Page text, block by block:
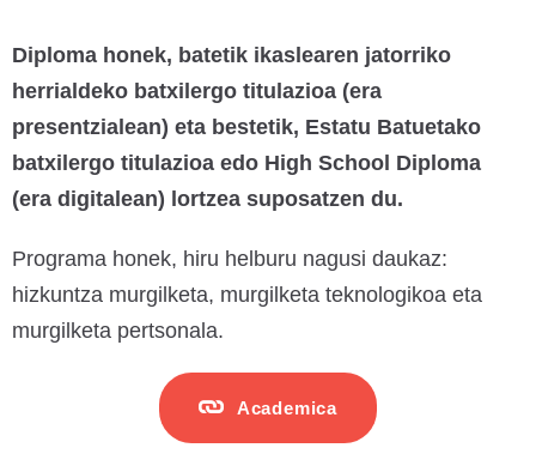
Diploma honek, batetik ikaslearen jatorriko
herrialdeko batxilergo titulazioa (era
presentzialean) eta bestetik, Estatu Batuetako
batxilergo titulazioa edo High School Diploma
(era digitalean) lortzea suposatzen du.
Programa honek, hiru helburu nagusi daukaz:
hizkuntza murgilketa, murgilketa teknologikoa eta
murgilketa pertsonala.
Academica